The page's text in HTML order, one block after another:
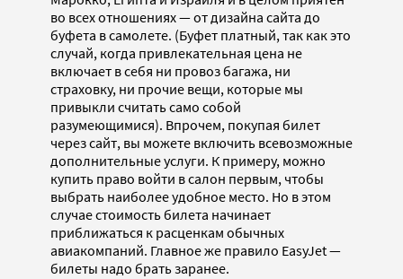
во всех отношениях — от дизайна сайта до
буфета в самолете. (Буфет платный, так как это
случай, когда привлекательная цена не
включает в себя ни провоз багажа, ни
страховку, ни прочие вещи, которые мы
привыкли считать само собой
разумеющимися). Впрочем, покупая билет
через сайт, вы можете включить всевозможные
дополнительные услуги. К примеру, можно
купить право войти в салон первым, чтобы
выбрать наиболее удобное место. Но в этом
случае стоимость билета начинает
приближаться к расценкам обычных
авиакомпаний. Главное же правило EasyJet —
билеты надо брать заранее.